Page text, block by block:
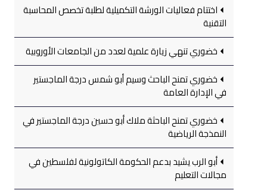
اختتام فعاليات الورشة التكميلية لطلبة تخصص المحاسبة
التقنية
خضوري تنهي زيارة علمية لعدد من الجامعات الأوروبية
خضوري تمنح الباحث وسيم أبو شمس درجة الماجستير
في الإدارة العامة
خضوري تمنح الباحثة ملاك أبو حسين درجة الماجستير في
النمذجة الرياضية
أبو الرب يشيد بدعم الحكومة الكاتولونية لفلسطين في
مجالات التعليم